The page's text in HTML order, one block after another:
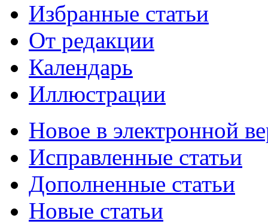
Избранные статьи
От редакции
Календарь
Иллюстрации
Новое в электронной
Исправленные статьи
Дополненные статьи
Новые статьи